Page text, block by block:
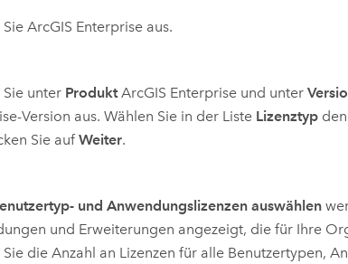
SieArcGIS Enterprise aus.
unter Produkt ArcGIS Enterprise und unter
-Version aus. Wählen Sie in der Liste Lizenztyp
Sie aufWeiter.
und Anwendungslizenzen auswählen
und Erweiterungen angezeigt, die für Ihre
die Anzahl an Lizenzen für alle Benutzertypen,